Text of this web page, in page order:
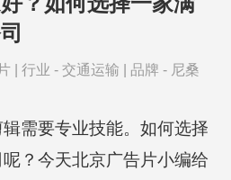
行业 - 交通运输 品牌 - 尼桑
需要专业技能。如何选择
？今天北京广告片小编给